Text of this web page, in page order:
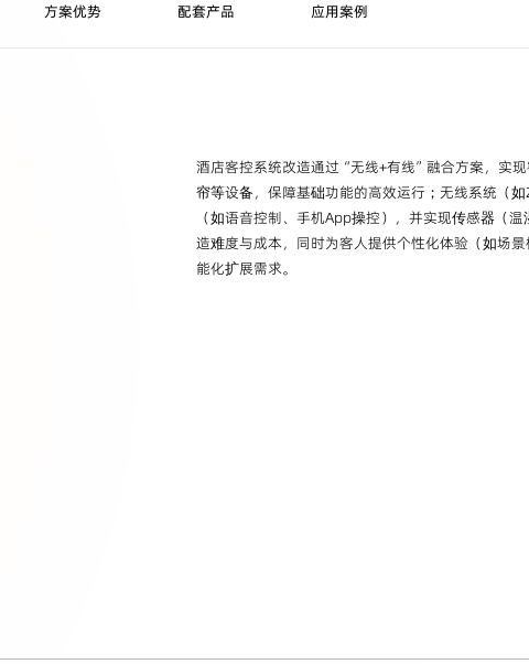
方案优势 配套产品 应用案例
酒店客控系统改造通过“无线+有线”融合方案，实
帘等设备，保障基础功能的高效运行；‌无线系统‌（
（如语音控制、手机App操控），并实现传感器（
造难度与成本，同时为客人提供个性化体验（如场
能化扩展需求。